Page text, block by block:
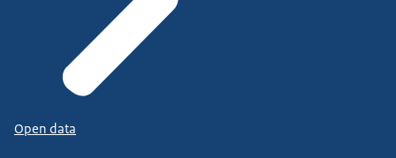
Open data